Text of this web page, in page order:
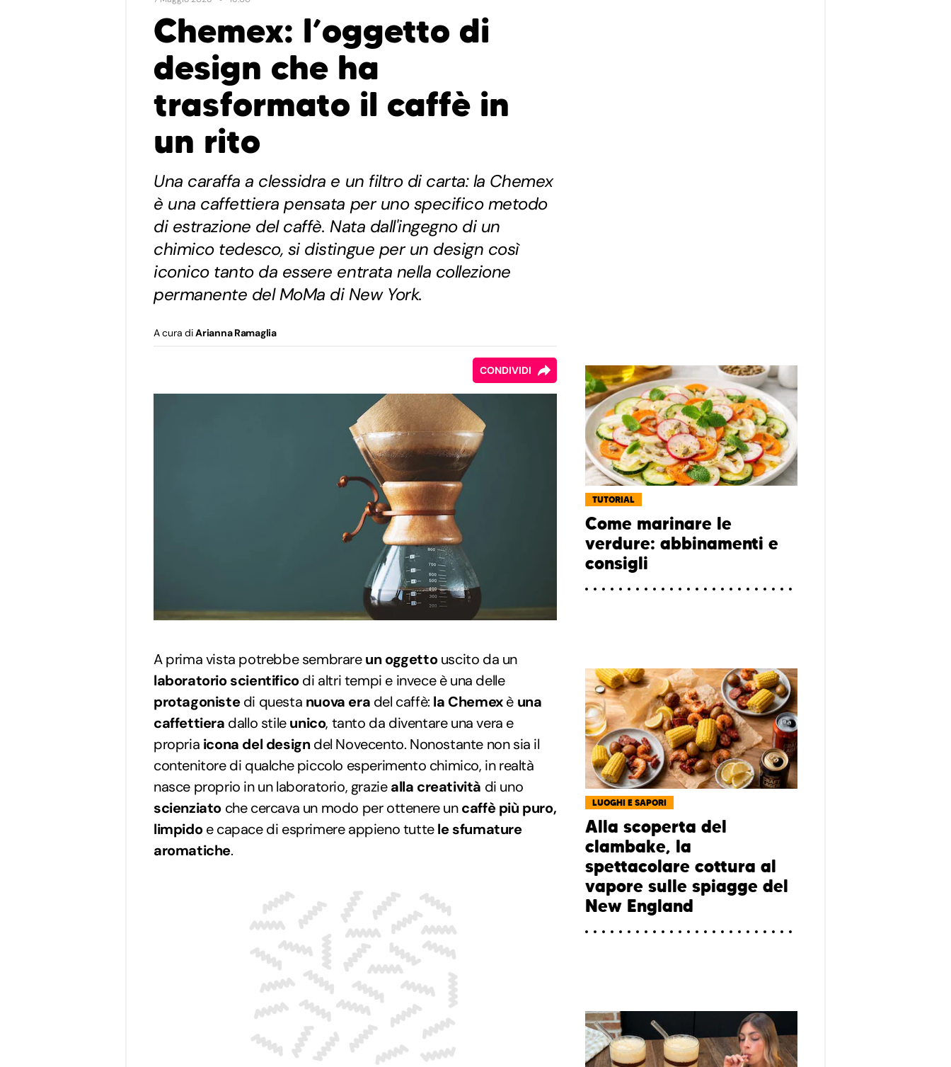
Chemex: l’oggetto di
design che ha
trasformato il caffè in
un rito
Una caraffa a clessidra e un filtro di carta: la Chemex
è una caffettiera pensata per uno specifico metodo
di estrazione del caffè. Nata dall'ingegno di un
chimico tedesco, si distingue per un design così
iconico tanto da essere entrata nella collezione
permanente del MoMa di New York.
A cura diArianna Ramaglia
CONDIVIDI
A prima vista potrebbe sembrareun oggettouscito da un
laboratorio scientificodi altri tempi e invece è una delle
protagonistedi questa nuova era del caffè: la Chemexè una
caffettiera dallo stileunico, tanto da diventare una vera e
propria icona del designdel Novecento. Nonostante non sia il
contenitore di qualche piccolo esperimento chimico, in realtà
nasce proprio in un laboratorio, graziealla creatività di uno
scienziato che cercava un modo per ottenere uncaffè più puro,
limpidoe capace di esprimere appieno tuttele sfumature
aromatiche.
TUTORIAL
Come marinare le
verdure: abbinamenti e
consigli
LUOGHI E SAPORI
Alla scoperta del
clambake, la
spettacolare cottura al
vapore sulle spiagge del
New England